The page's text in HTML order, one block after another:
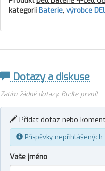
kategorii Baterie, výrobce
Dotazy a diskuse
Zatím žádné dotazy. Buďte první!
Přidat dotaz nebo
Příspěvky
Vaše jméno